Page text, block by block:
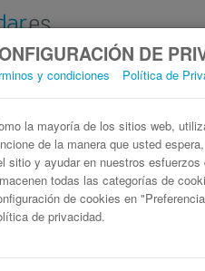
DE
y condiciones Política de
la mayoría de los sitios web,
de la manera que usted
sitio y ayudar en nuestros
todas las categorías de
de cookies en
de privacidad.